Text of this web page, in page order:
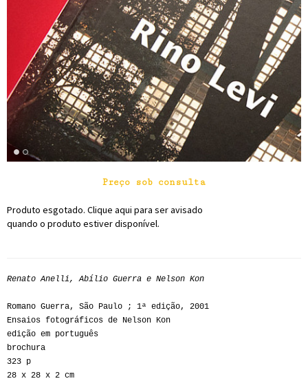
Preço sob consulta
Produto esgotado. Clique aqui para ser avisado
quando o produto estiver disponível.
Renato Anelli, Abílio Guerra e Nelson Kon
Romano Guerra, São Paulo ; 1ª edição, 2001
Ensaios fotográficos de Nelson Kon
edição em português
brochura
323 p
28 x 28 x 2 cm